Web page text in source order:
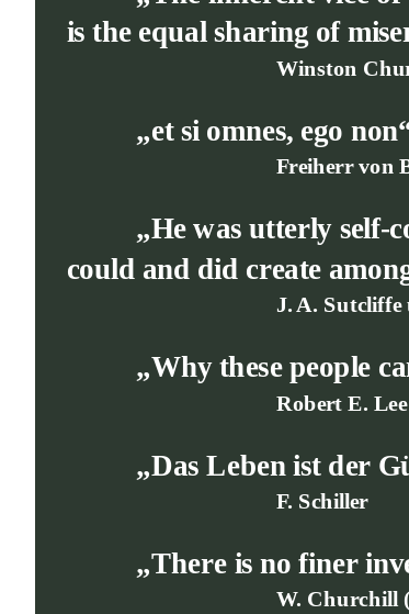
is the equal sharing of
Winston
„et si omnes, ego
Freiherr von
„He was utterly self-
could and did create
J. A.
„Why these people
Robert E. Lee
„Das Leben ist der
F. Schiller
„There is no finer
W. Churchill